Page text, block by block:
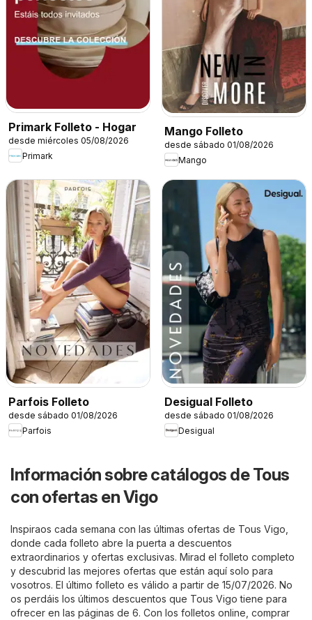
Primark Folleto - Hogar
desde miércoles 05/08/2026
Primark
Mango Folleto
desde sábado 01/08/2026
Mango
Parfois Folleto
desde sábado 01/08/2026
Parfois
Desigual Folleto
desde sábado 01/08/2026
Desigual
Información sobre catálogos de Tous
con ofertas en Vigo
Inspiraos cada semana con las últimas ofertas de Tous Vigo,
donde cada folleto abre la puerta a descuentos
extraordinarios y ofertas exclusivas. Mirad el folleto completo
y descubrid las mejores ofertas que están aquí solo para
vosotros. El último folleto es válido a partir de 15/07/2026. No
os perdáis los últimos descuentos que Tous Vigo tiene para
ofrecer en las páginas de 6. Con los folletos online, comprar